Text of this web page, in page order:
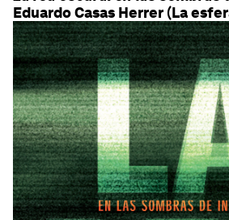
Eduardo Casas Herrer (La